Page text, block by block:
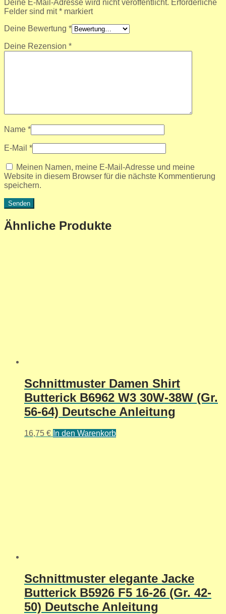
Deine E-Mail-Adresse wird nicht veröffentlicht. Erforderliche
Felder sind mit* markiert
Deine Bewertung *
Deine Rezension *
Name *
E-Mail *
Meinen Namen, meine E-Mail-Adresse und meine
Website in diesem Browser für die nächste Kommentierung
speichern.
Ähnliche Produkte
Schnittmuster Damen Shirt
Butterick B6962 W3 30W-38W (Gr.
56-64) Deutsche Anleitung
16,75 € In den Warenkorb
Schnittmuster elegante Jacke
Butterick B5926 F5 16-26 (Gr. 42-
50) Deutsche Anleitung